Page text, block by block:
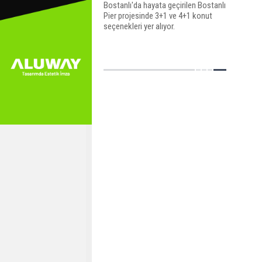
Bostanlı'da hayata geçirilen Bostanlı
Pier projesinde 3+1 ve 4+1 konut
seçenekleri yer alıyor.